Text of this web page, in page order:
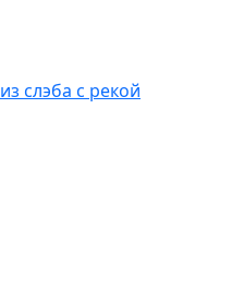
слэба с рекой